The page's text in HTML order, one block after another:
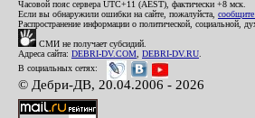
Часовой пояс сервера UTC+11 (AEST), фактически +8 мск.
Если вы обнаружили ошибки на сайте, пожалуйста,
Распространение информации о политической, социальной,
СМИ не получает субсидий.
Адреса сайта: DEBRI-DV.COM DEBRI-DV.RU
В социальных сетях:
© Дебри-ДВ, 20.04.2006 - 2026